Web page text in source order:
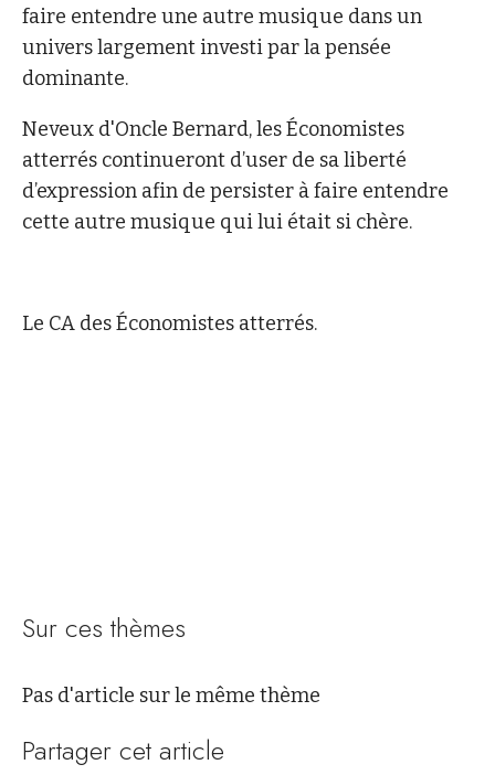
faire entendre une autre musique dans un
univers largement investi par la pensée
dominante.
Neveux d'Oncle Bernard, les Économistes
atterrés continueront d’user de sa liberté
d’expression afin de persister à faire entendre
cette autre musique qui lui était si chère.
Le CA des Économistes atterrés.
Sur ces thèmes
Pas d'article sur le même thème
Partager cet article